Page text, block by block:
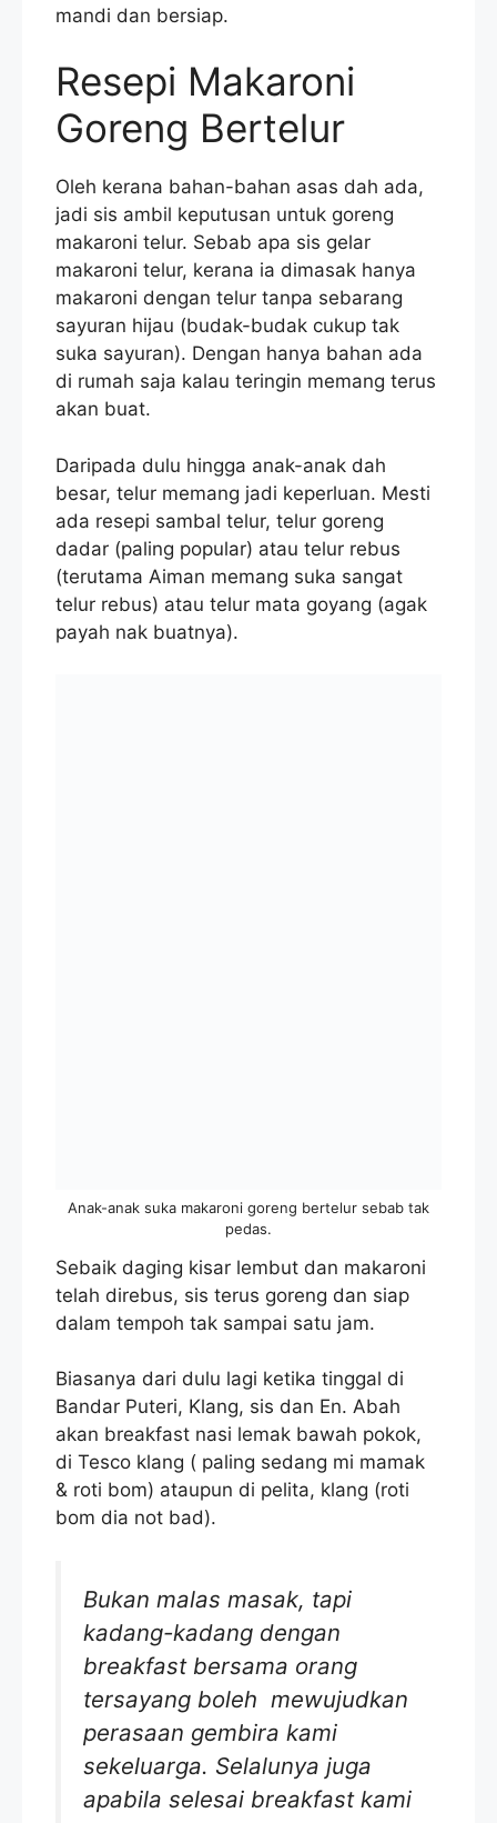
mandi dan bersiap.
Resepi Makaroni
Goreng Bertelur
Oleh kerana bahan-bahan asas dah ada,
jadi sis ambil keputusan untuk goreng
makaroni telur. Sebab apa sis gelar
makaroni telur, kerana ia dimasak hanya
makaroni dengan telur tanpa sebarang
sayuran hijau (budak-budak cukup tak
suka sayuran). Dengan hanya bahan ada
di rumah saja kalau teringin memang terus
akan buat.
Daripada dulu hingga anak-anak dah
besar, telur memang jadi keperluan. Mesti
ada resepi sambal telur, telur goreng
dadar (paling popular) atau telur rebus
(terutama Aiman memang suka sangat
telur rebus) atau telur mata goyang (agak
payah nak buatnya).
Anak-anak suka makaroni goreng bertelur sebab tak
pedas.
Sebaik daging kisar lembut dan makaroni
telah direbus, sis terus goreng dan siap
dalam tempoh tak sampai satu jam.
Biasanya dari dulu lagi ketika tinggal di
Bandar Puteri, Klang, sis dan En. Abah
akan breakfast nasi lemak bawah pokok,
di Tesco klang ( paling sedang mi mamak
& roti bom) ataupun di pelita, klang (roti
bom dia not bad).
Bukan malas masak, tapi
kadang-kadang dengan
breakfast bersama orang
tersayang boleh mewujudkan
perasaan gembira kami
sekeluarga. Selalunya juga
apabila selesai breakfast kami